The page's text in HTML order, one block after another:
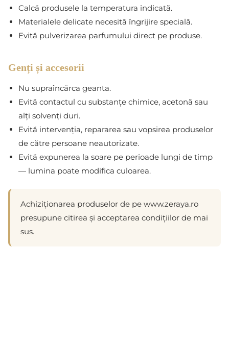
Calcă produsele la temperatura indicată.
Materialele delicate necesită îngrijire specială.
Evită pulverizarea parfumului direct pe produse.
Genți și accesorii
Nu supraîncărca geanta.
Evită contactul cu substanțe chimice, acetonă sau
alți solvenți duri.
Evită intervenția, repararea sau vopsirea produselor
de către persoane neautorizate.
Evită expunerea la soare pe perioade lungi de timp
— lumina poate modifica culoarea.
Achiziționarea produselor de pe www.zeraya.ro
presupune citirea și acceptarea condițiilor de mai
sus.